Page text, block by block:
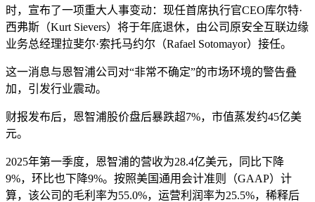
时，宣布了一项重大人事变动：现任首席执行官CEO库尔特·
西弗斯（Kurt Sievers）将于年底退休，由公司原安全互联边缘
业务总经理拉斐尔·索托马约尔（Rafael Sotomayor）接任。
这一消息与恩智浦公司对“非常不确定”的市场环境的警告叠
加，引发行业震动。
财报发布后，恩智浦股价盘后暴跌超7%，市值蒸发约45亿美
元。
2025年第一季度，恩智浦的营收为28.4亿美元，同比下降
9%，环比也下降9%。按照美国通用会计准则（GAAP）计
算，该公司的毛利率为55.0%，运营利润率为25.5%，稀释后